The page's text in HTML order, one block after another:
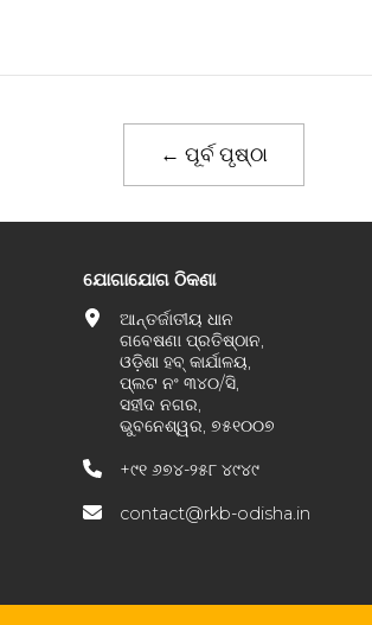
← ପୂର୍ବ ପୃଷ୍ଠା
ଯୋଗାଯୋଗ ଠିକଣା
ଆନ୍ତର୍ଜାତୀୟ ଧାନ
ଗବେଷଣା ପ୍ରତିଷ୍ଠାନ,
ଓଡ଼ିଶା ହବ୍ କାର୍ଯାଳୟ,
ପ୍ଲଟ ନଂ ୩୪୦/ସି,
ସହୀଦ ନଗର,
ଭୁବନେଶ୍ୱର, ୭୫୧୦୦୭
+୯୧ ୬୭୪-୨୫୮ ୪୯୪୯
contact@rkb-odisha.in